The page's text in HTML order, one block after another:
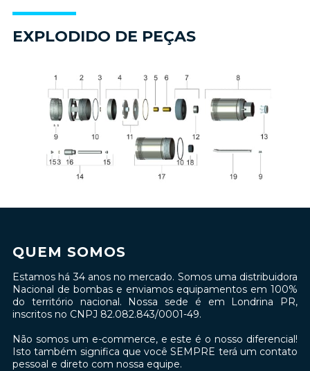
EXPLODIDO DE PEÇAS
QUEM SOMOS
Estamos há 34 anos no mercado. Somos uma distribuidora
Nacional de bombas e enviamos equipamentos em 100%
do território nacional. Nossa sede é em Londrina PR,
inscritos no CNPJ 82.082.843/0001-49.
Não somos um e-commerce, e este é o nosso diferencial!
Isto também significa que você SEMPRE terá um contato
pessoal e direto com nossa equipe.